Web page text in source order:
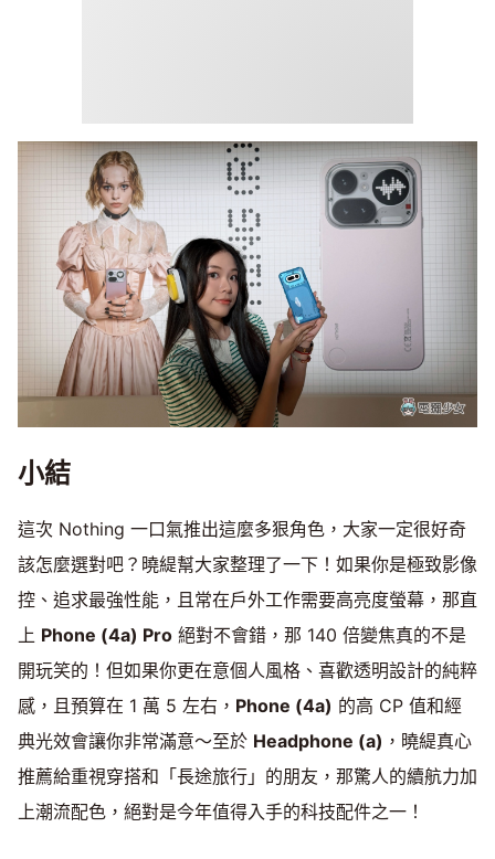
小結
這次 Nothing 一口氣推出這麼多狠角色，大家一定很好奇
該怎麼選對吧？曉緹幫大家整理了一下！如果你是極致影像
控、追求最強性能，且常在戶外工作需要高亮度螢幕，那直
上 Phone (4a) Pro 絕對不會錯，那 140 倍變焦真的不是
開玩笑的！但如果你更在意個人風格、喜歡透明設計的純粹
感，且預算在 1 萬 5 左右， Phone (4a) 的高 CP 值和經
典光效會讓你非常滿意～至於 Headphone (a) ，曉緹真心
推薦給重視穿搭和「長途旅行」的朋友，那驚人的續航力加
上潮流配色，絕對是今年值得入手的科技配件之一！